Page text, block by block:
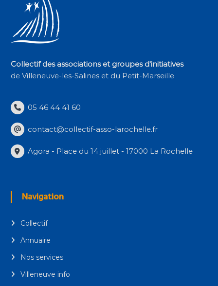
Collectif des associations et groupes d'initiatives
de Villeneuve-les-Salines et du Petit-Marseille
05 46 44 41 60
contact@collectif-asso-larochelle.fr
Agora - Place du 14 juillet - 17000 La Rochelle
Navigation
Collectif
Annuaire
Nos services
Villeneuve info